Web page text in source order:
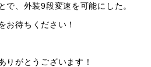
で、外装9段変速を可能にした。
お待ちください！
りがとうございます！